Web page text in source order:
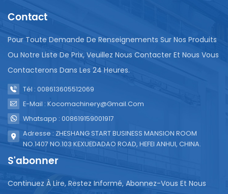
zones où les sources d'eau sont sujettes à la
enfants des maladies liées à l’eau.En résumé, l’eau
en sac a joué un rôle positif en fournissant de l’eau
potable aux enfants africains. Le machine de
fabrication d'eau en sachet, machines de
remplissage d'eau pure de poche lancés par notre
société répondent aux besoins locaux croissants en
eau potable et en santé en Afrique grâce à leur
l'environnement.
Contact
Pour Toute Demande De Renseignements Sur Nos Produits
Ou Notre Liste De Prix, Veuillez Nous Contacter Et Nous Vous
Contacterons Dans Les 24 Heures.
Tél : 008613605512069
E-Mail : Kocomachinery@gmail.com
Whatsapp : 008619159001917
Adresse : ZHESHANG START BUSINESS MANSION ROOM
NO.1407 NO.103 KEXUEDADAO ROAD, HEFEI ANHUI, CHINA.
S'abonner
Continuez À Lire, Restez Informé, Abonnez-Vous Et Nous